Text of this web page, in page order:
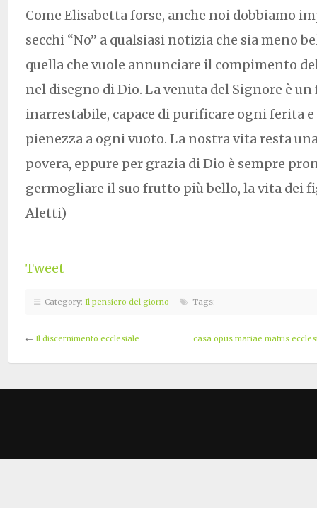
Come Elisabetta forse, anche noi dobbiamo
secchi “No” a qualsiasi notizia che sia meno
quella che vuole annunciare il compimento
nel disegno di Dio. La venuta del Signore è un
inarrestabile, capace di purificare ogni ferita
pienezza a ogni vuoto. La nostra vita resta
povera, eppure per grazia di Dio è sempre
germogliare il suo frutto più bello, la vita dei
Aletti)
Tweet
Category: Il pensiero del giorno Tags:
← Il discernimento ecclesiale casa opus mariae matris